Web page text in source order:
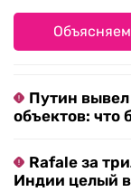
Путин
объектов: что
Rafale за
Индии целый